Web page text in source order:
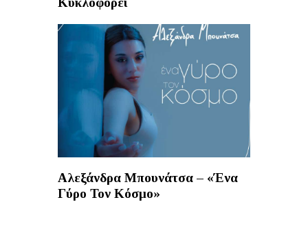
Αλεξάνδρα Μπουνάτσα – «Ένα
Γύρο Τον Κόσμο»